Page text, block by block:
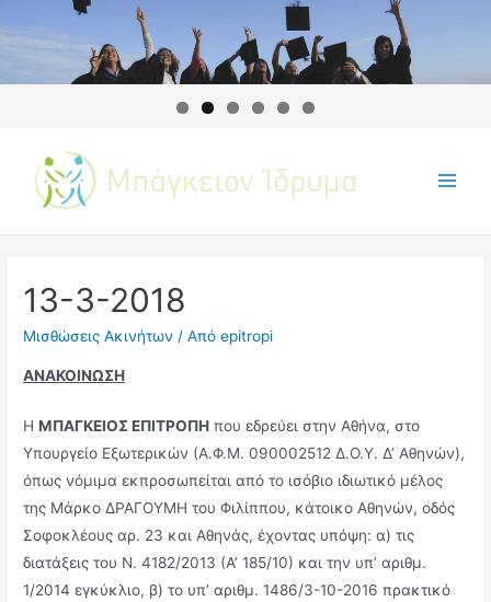
13-3-2018
Μισθώσεις Ακινήτων / Απόepitropi
ΑΝΑΚΟΙΝΩΣΗ
ΗΜΠΑΓΚΕΙΟΣ ΕΠΙΤΡΟΠΗ που εδρεύει στην Αθήνα, στο
Υπουργείο Εξωτερικών (Α.Φ.Μ. 090002512 Δ.Ο.Υ. Δ’ Αθηνών),
όπως νόμιμα εκπροσωπείται από το ισόβιο ιδιωτικό μέλος
της Μάρκο ΔΡΑΓΟΥΜΗ του Φιλίππου, κάτοικο Αθηνών, οδός
Σοφοκλέους αρ. 23 και Αθηνάς, έχοντας υπόψη: α) τις
διατάξεις του Ν. 4182/2013 (Α’ 185/10) και την υπ’ αριθμ.
1/2014 εγκύκλιο, β) το υπ’ αριθμ. 1486/3-10-2016 πρακτικό